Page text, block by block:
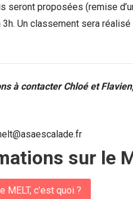
seront proposées (remise
Un classement sera
à contacter Chloé et
sur le
MELT, c’est quoi ?